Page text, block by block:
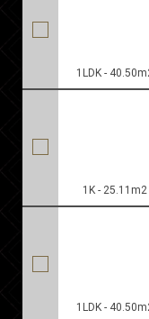
1LDK -
1K - 25.11m2
1LDK -